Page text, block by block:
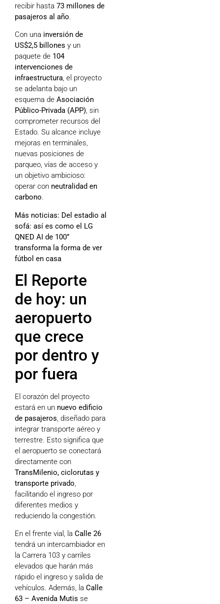
recibir hasta 73 millones de
pasajeros al año.
Con una inversión de
US$2,5 billones y un
paquete de 104
intervenciones de
infraestructura, el proyecto
se adelanta bajo un
esquema de Asociación
Público-Privada (APP), sin
comprometer recursos del
Estado. Su alcance incluye
mejoras en terminales,
nuevas posiciones de
parqueo, vías de acceso y
un objetivo ambicioso:
operar con neutralidad en
carbono.
Más noticias: Del estadio al
sofá: así es como el LG
QNED AI de 100”
transforma la forma de ver
fútbol en casa
El Reporte
de hoy: un
aeropuerto
que crece
por dentro y
por fuera
El corazón del proyecto
estará en un nuevo edificio
de pasajeros, diseñado para
integrar transporte aéreo y
terrestre. Esto significa que
el aeropuerto se conectará
directamente con
TransMilenio, ciclorutas y
transporte privado,
facilitando el ingreso por
diferentes medios y
reduciendo la congestión.
En el frente vial, la Calle 26
tendrá un intercambiador en
la Carrera 103 y carriles
elevados que harán más
rápido el ingreso y salida de
vehículos. Además, la Calle
63 – Avenida Mutis se